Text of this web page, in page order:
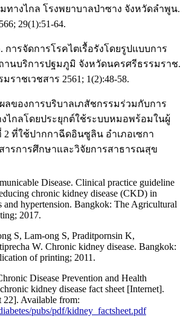
ทางไกล โรงพยาบาลป่าซาง จังหวัดลำพูน.
29(1):51-64.
ารจัดการโรคไตเรื้อรังโดยรูปแบบการ
านบริการปฐมภูมิ จังหวัดนครศรีธรรมราช.
าชเวชสาร 2561; 1(2):48-58.
ลของการบริบาลเภสัชกรรมร่วมกับการ
ไกลโดยประยุกต์ใช้ระบบหมอพร้อมในผู้
2 ที่ใช้ปากกาฉีดอินซูลิน อำเภอเซกา
ารการศึกษาและวิจัยการสาธารณสุข
Disease. Clinical practice guideline
chronic kidney disease (CKD) in
and hypertension. Bangkok: The Agricultural
2017.
S, Lam-ong S, Praditpornsin K,
W. Chronic kidney disease. Bangkok:
of printing; 2011.
Disease Prevention and Health
kidney disease fact sheet [Internet].
22]. Available from:
pubs/pdf/kidney_factsheet.pdf